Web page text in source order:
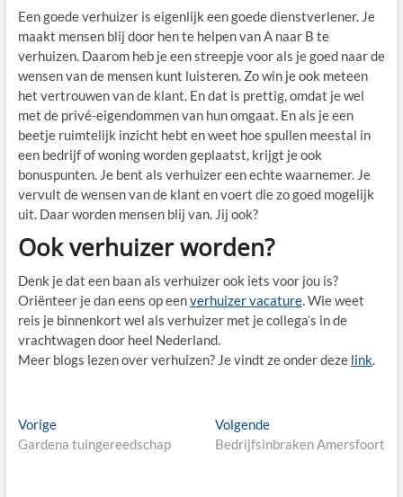
Een goede verhuizer is eigenlijk een goede dienstverlener. Je
maakt mensen blij door hen te helpen van A naar B te
verhuizen. Daarom heb je een streepje voor als je goed naar de
wensen van de mensen kunt luisteren. Zo win je ook meteen
het vertrouwen van de klant. En dat is prettig, omdat je wel
met de privé-eigendommen van hun omgaat. En als je een
beetje ruimtelijk inzicht hebt en weet hoe spullen meestal in
een bedrijf of woning worden geplaatst, krijgt je ook
bonuspunten. Je bent als verhuizer een echte waarnemer. Je
vervult de wensen van de klant en voert die zo goed mogelijk
uit. Daar worden mensen blij van. Jij ook?
Ook verhuizer worden?
Denk je dat een baan als verhuizer ook iets voor jou is?
Oriënteer je dan eens op eenverhuizer vacature. Wie weet
reis je binnenkort wel als verhuizer met je collega’s in de
vrachtwagen door heel Nederland.
Meer blogs lezen over verhuizen? Je vindt ze onder deze link.
Bericht
navigatie
VorigeVorige
bericht:
Gardena tuingereedschap
VolgendeVolgende
bericht:
Bedrijfsinbraken Amersfoort